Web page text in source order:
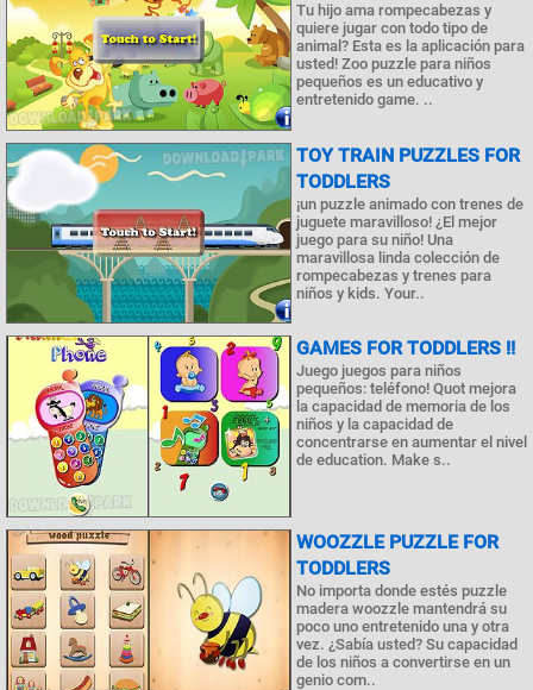
Tu hijo ama rompecabezas y
quiere jugar con todo tipo de
animal? Esta es la aplicación para
usted! Zoo puzzle para niños
pequeños es un educativo y
entretenido game. ..
TOY TRAIN PUZZLES FOR
TODDLERS
¡un puzzle animado con trenes de
juguete maravilloso! ¿El mejor
juego para su niño! Una
maravillosa linda colección de
rompecabezas y trenes para
niños y kids. Your..
GAMES FOR TODDLERS !!
Juego juegos para niños
pequeños: teléfono! Quot mejora
la capacidad de memoria de los
niños y la capacidad de
concentrarse en aumentar el nivel
de education. Make s..
WOOZZLE PUZZLE FOR
TODDLERS
No importa donde estés puzzle
madera woozzle mantendrá su
poco uno entretenido una y otra
vez. ¿Sabía usted? Su capacidad
de los niños a convertirse en un
genio com..